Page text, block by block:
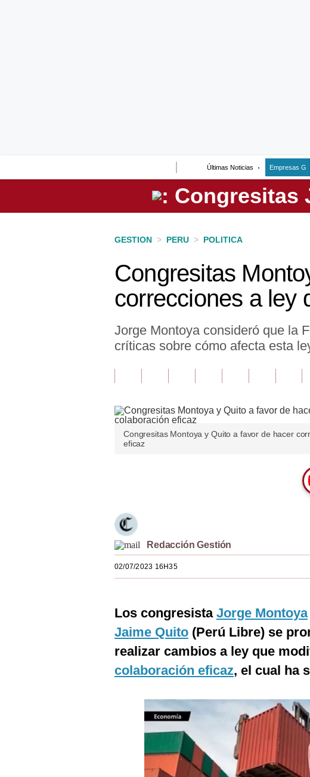
Últimas Noticias Empresas G
Perú
GESTION > PERU > POLITICA
Congresitas
correcciones a ley
Jorge Montoya consideró que la
críticas sobre cómo afecta esta
Congresitas Montoya y Quito a favor de hacer
eficaz
Redacción Gestión
02/07/2023 16H35
Los congresista Jorge Montoya
Jaime Quito (Perú Libre) se
realizar cambios a ley que
colaboración eficaz, el cual ha